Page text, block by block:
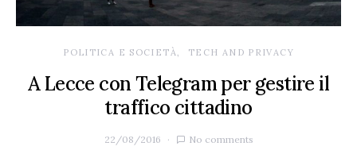
POLITICA E SOCIETÀ TECH AND PRIVACY
A Lecce con Telegram per gestire il
traffico cittadino
22/08/2016 No comments